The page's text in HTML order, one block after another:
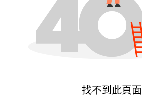
找不到此頁面